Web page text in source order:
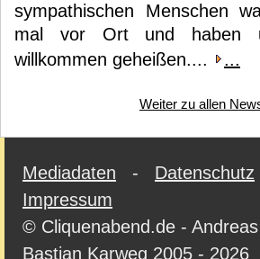
sympathischen Menschen
mal vor Ort und haben
willkommen geheißen....
...
Weiter zu allen
Mediadaten - Datenschutz
Impressum
© Cliquenabend.de -
Bastian Karweg 2005 - 2026